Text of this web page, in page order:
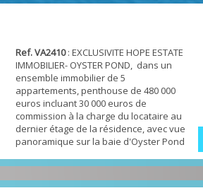
Ref. VA2410: EXCLUSIVITE HOPE ESTATE
IMMOBILIER- OYSTER POND, dans un
ensemble immobilier de 5
appartements, penthouse de 480 000
euros incluant 30 000 euros de
commission à la charge du locataire au
dernier étage de la résidence, avec vue
panoramique sur la baie d'Oyster Pond
appartement T3, avec terrasse
indépendante, un salon séjour et